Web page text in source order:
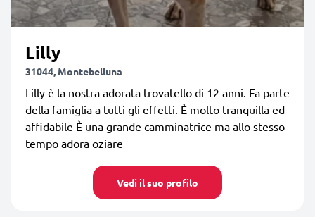
Lilly
31044, Montebelluna
Lilly è la nostra adorata trovatello di 12 anni. Fa parte
della famiglia a tutti gli effetti. È molto tranquilla ed
affidabile È una grande camminatrice ma allo stesso
tempo adora oziare
Vedi il suo profilo